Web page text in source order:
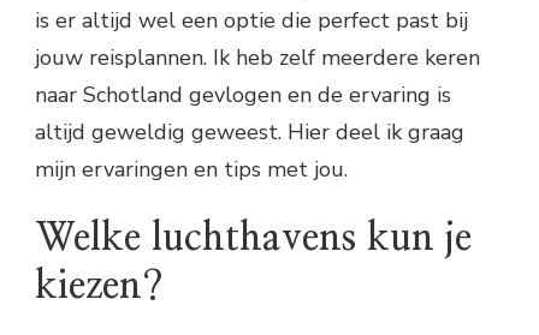
is er altijd wel een optie die perfect past bij
jouw reisplannen. Ik heb zelf meerdere keren
naar Schotland gevlogen en de ervaring is
altijd geweldig geweest. Hier deel ik graag
mijn ervaringen en tips met jou.
Welke luchthavens kun je
kiezen?